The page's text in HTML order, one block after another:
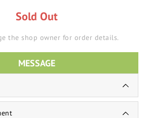
Sold Out
the shop owner for order details.
MESSAGE